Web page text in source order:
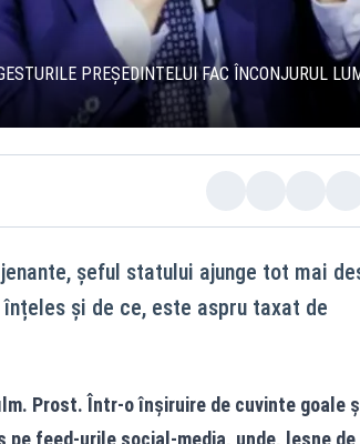
PREȘEDINTELUI FAC ÎNCONJURUL
șeful statului ajunge tot mai
și de ce, este aspru taxat de
Prost. Într-o înșiruire de cuvinte goale
feed-urile social-media, unde, lesne de